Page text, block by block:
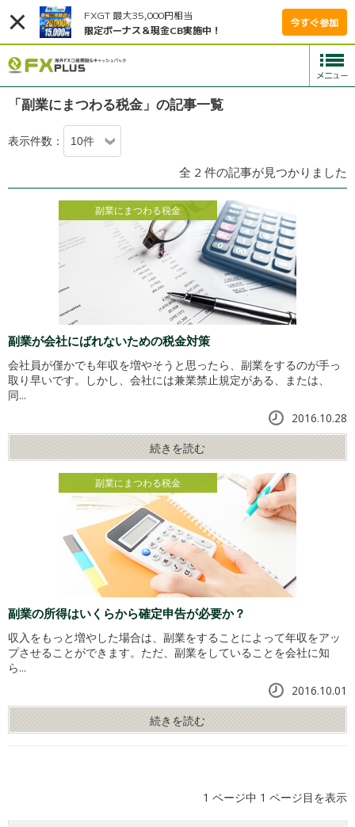
FXGT 最大35,000円相当
限定ボーナス＆現金CB実施中！
今すぐ参加
「副業にまつわる税金」の記事一覧
表示件数：
全 2 件の記事が見つかりました
副業にまつわる税金
副業が会社にばれないための税金対策
会社員が僅かでも年収を増やそうと思ったら、副業をするのが手っ
取り早いです。しかし、会社には兼業禁止規定がある、または、
同...
2016.10.28
続きを読む
副業にまつわる税金
副業の所得はいくらから確定申告が必要か？
収入をもっと増やした場合は、副業をすることによって年収をアッ
プさせることができます。ただ、副業をしていることを会社に知
ら...
2016.10.01
続きを読む
1 ページ中 1 ページ目を表示